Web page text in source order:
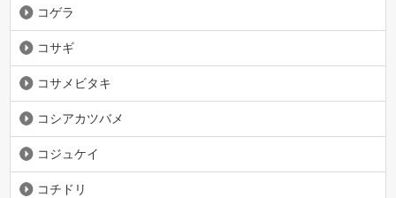
コゲラ
コサギ
コサメビタキ
コシアカツバメ
コジュケイ
コチドリ